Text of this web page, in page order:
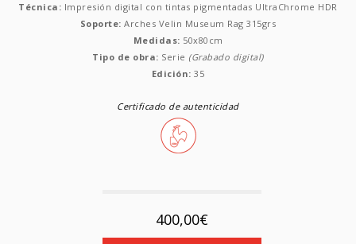
Técnica: Impresión digital con tintas pigmentadas UltraChrome HDR
Soporte: Arches Velin Museum Rag 315grs
Medidas: 50x80cm
Tipo de obra: Serie (Grabado digital)
Edición: 35
Certificado de autenticidad
400,00€